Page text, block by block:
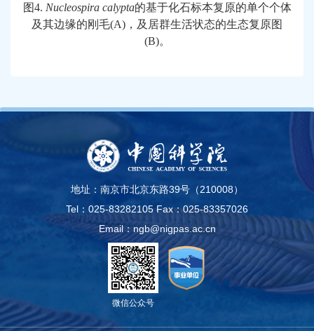
图4. Nucleospira calypta的基于化石标本复原的单个个体
及其边缘的刚毛(A) ，及居群生活状态的生态复原图
(B)。
地址：南京市北京东路39号（210008）
Tel：025-83282105 Fax：025-83357026
Email：ngb@nigpas.ac.cn
微信公众号